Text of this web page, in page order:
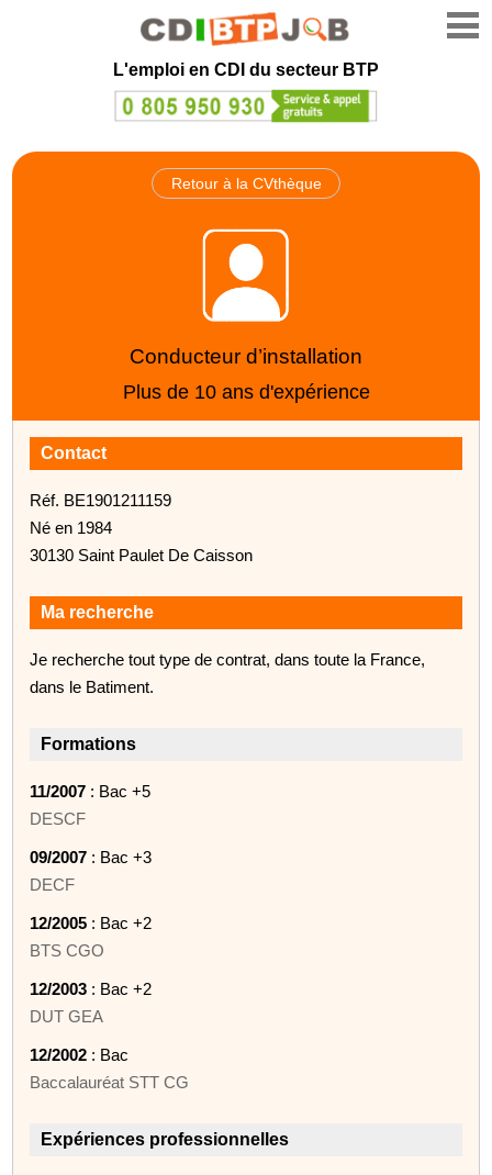
L'emploi en CDI du secteur BTP
Retour à la CVthèque
Conducteur d’installation
Plus de 10 ans d'expérience
Contact
Réf. BE1901211159
Né en 1984
30130 Saint Paulet De Caisson
Ma recherche
Je recherche tout type de contrat, dans toute la France,
dans le Batiment.
Formations
11/2007 : Bac +5
DESCF
09/2007 : Bac +3
DECF
12/2005 : Bac +2
BTS CGO
12/2003 : Bac +2
DUT GEA
12/2002 : Bac
Baccalauréat STT CG
Expériences professionnelles